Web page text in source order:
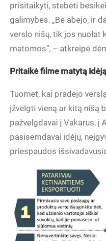
prisitaikyti, stebėti
galimybes. „Be abejo, ir
verslo nišų, tik jos nuolat
matomos“, – atkreipė
Pritaikė filme matytą idėją
Tuomet, kai pradėjo
įžvelgti vieną ar kitą nišą
pažvelgdavai į Vakarus, į
pasisemdavai idėjų,
priespaudos